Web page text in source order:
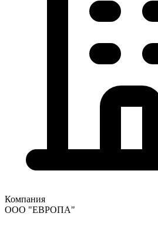
Компания
ООО "ЕВРОПА"